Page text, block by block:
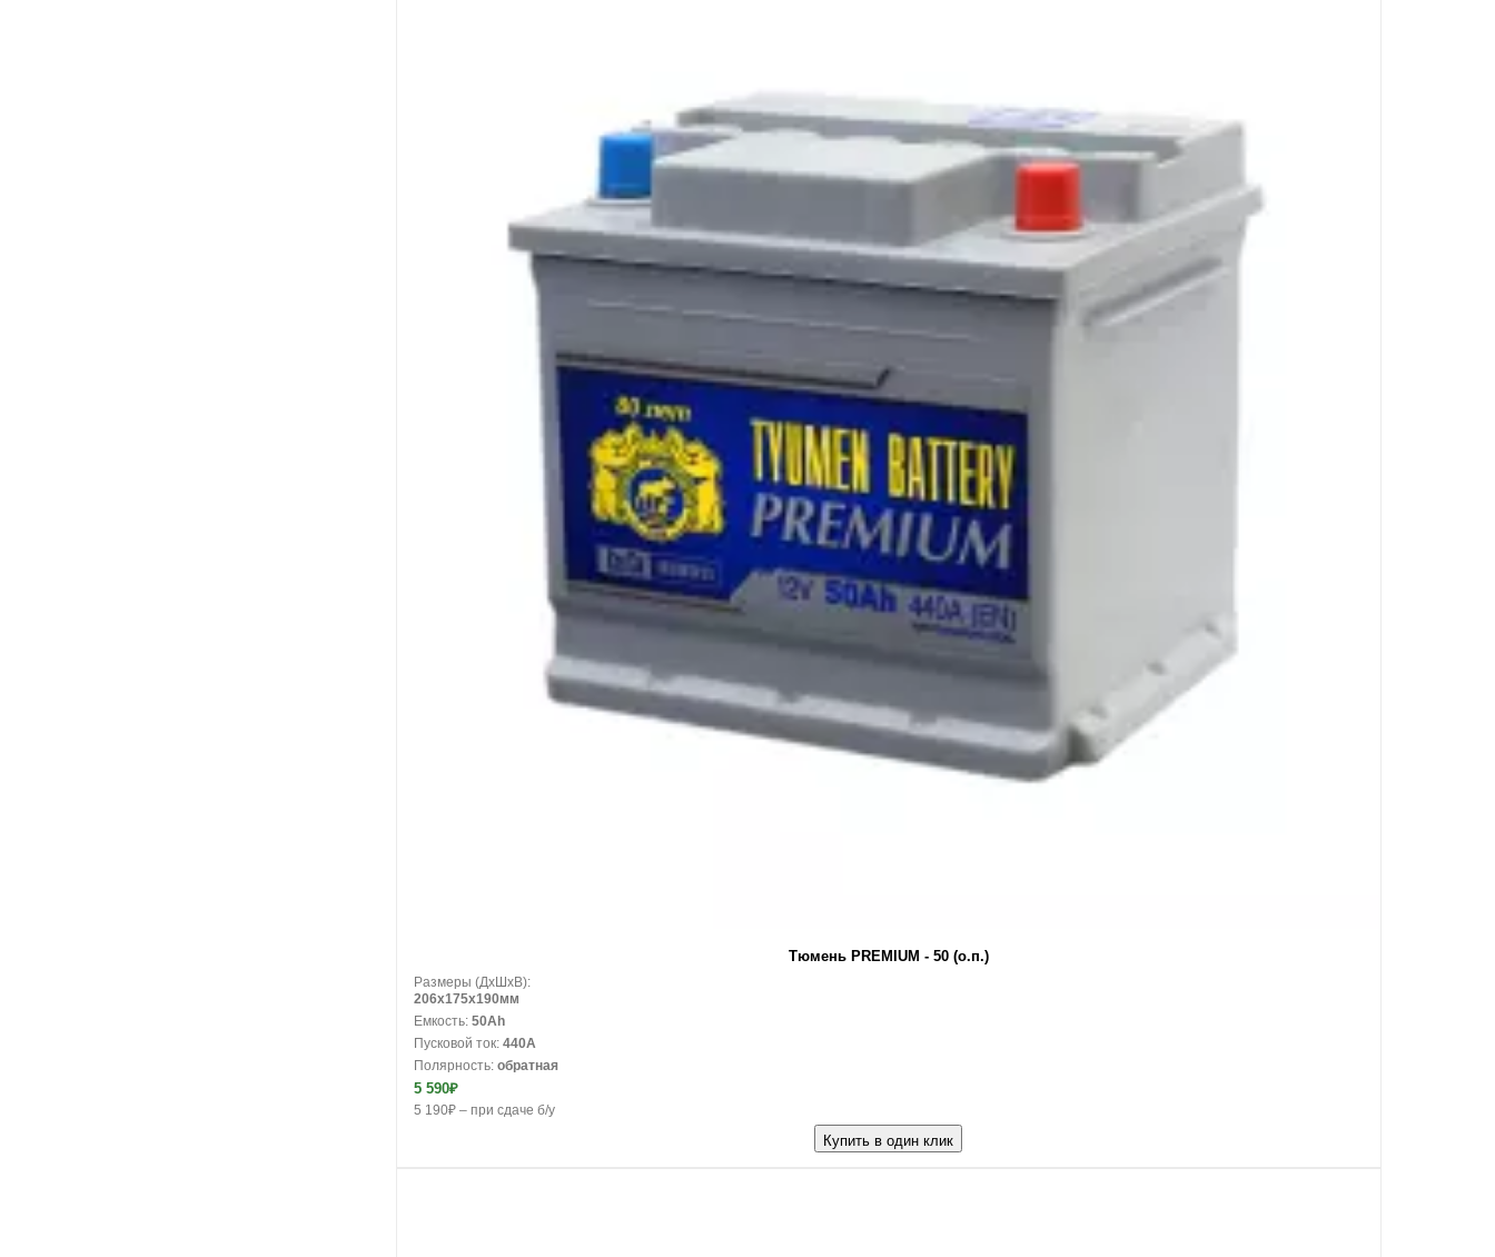
Тюмень PREMIUM - 50 (о.п.)
Размеры (ДxШxВ):
206x175x190мм
Емкость: 50Ah
Пусковой ток: 440A
Полярность: обратная
5 590₽
5 190₽ – при сдаче б/у
Купить в один клик